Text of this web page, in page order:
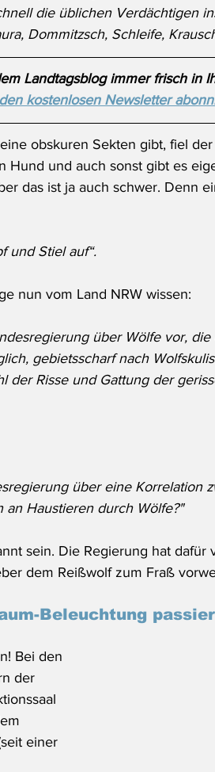
die üblichen Verdächtigen
Dommitzsch, Schleife,
Landtagsblog immer frisch in
kostenlosen Newsletter
obskuren Sekten gibt, fiel
Hund und auch sonst gibt es
das ist ja auch schwer. Denn
und Stiel auf“.
nun vom Land NRW wissen:
über Wölfe vor,
gebietsscharf nach
der Risse und Gattung der
über eine Korrelation
an Haustieren durch Wölfe?"
sein. Die Regierung hat dafür
dem Reißwolf zum Fraß
Beleuchtung
Bei den
der
einer